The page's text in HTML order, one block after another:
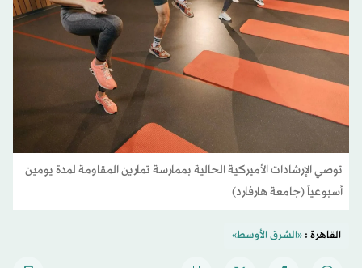
توصي الإرشادات الأميركية الحالية بممارسة تمارين المقاومة لمدة يومين
أسبوعياً (جامعة هارفارد)
القاهرة :«الشرق الأوسط»